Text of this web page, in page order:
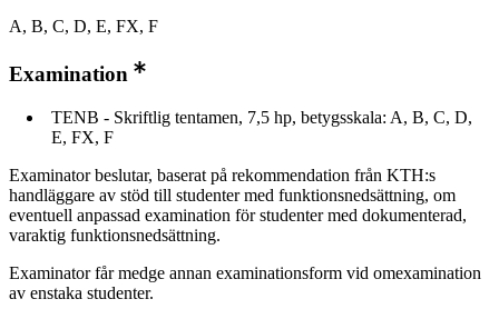
A, B, C, D, E, FX, F
Examination
TENB - Skriftlig tentamen, 7,5 hp, betygsskala: A, B, C, D,
E, FX, F
Examinator beslutar, baserat på rekommendation från KTH:s
handläggare av stöd till studenter med funktionsnedsättning, om
eventuell anpassad examination för studenter med dokumenterad,
varaktig funktionsnedsättning.
Examinator får medge annan examinationsform vid omexamination
av enstaka studenter.